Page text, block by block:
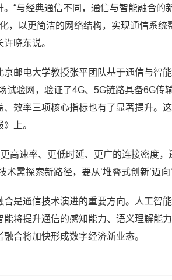
“与经典通信不同，通信与智能融合的
，以更简洁的网络结构，实现通信系
晓东说。
京邮电大学教授张平团队基于通信与智
试验网，验证了4G、5G链路具备6G传
、效率三项核心指标也有了显著提升。
上。
高速率、更低时延、更广的连接密度
需探索新路径，要从‘堆叠式创新’迈向‘
合是通信技术演进的重要方向。人工智
能将提升通信的感知能力、语义理解能
合将加快形成数字经济新业态。